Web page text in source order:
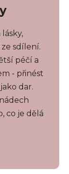
sdílení.
péčí a
- přinést
dar.
co je dělá